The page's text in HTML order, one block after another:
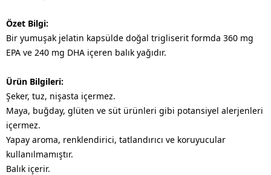
Özet Bilgi:
Bir yumuşak jelatin kapsülde doğal trigliserit formda 360 mg
EPA ve 240 mg DHA içeren balık yağıdır.
Ürün Bilgileri:
Şeker, tuz, nişasta içermez.
Maya, buğday, glüten ve süt ürünleri gibi potansiyel alerjenleri
içermez.
Yapay aroma, renklendirici, tatlandırıcı ve koruyucular
kullanılmamıştır.
Balık içerir.